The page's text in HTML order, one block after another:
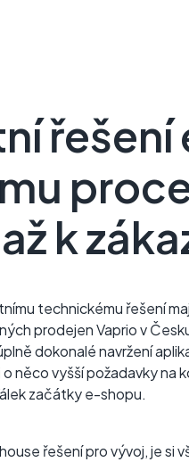
k
technickému řešení
prodejen Vaprio v
dokonalé navržení
o něco vyšší požadavky
začátky e-shopu.
řešení pro vývoj, je